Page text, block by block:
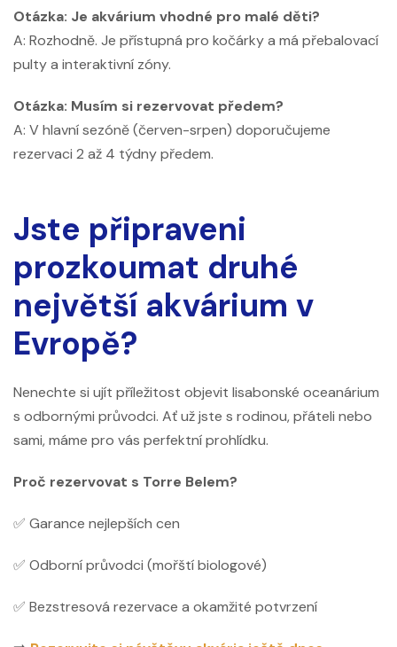
Otázka: Je akvárium vhodné pro malé děti?
A: Rozhodně. Je přístupná pro kočárky a má přebalovací
pulty a interaktivní zóny.
Otázka: Musím si rezervovat předem?
A: V hlavní sezóně (červen-srpen) doporučujeme
rezervaci 2 až 4 týdny předem.
Jste připraveni
prozkoumat druhé
největší akvárium v ​​
Evropě?
Nenechte si ujít příležitost objevit lisabonské oceanárium
s odbornými průvodci. Ať už jste s rodinou, přáteli nebo
sami, máme pro vás perfektní prohlídku.
Proč rezervovat s Torre Belem?
✅ Garance nejlepších cen
✅ Odborní průvodci (mořští biologové)
✅ Bezstresová rezervace a okamžité potvrzení